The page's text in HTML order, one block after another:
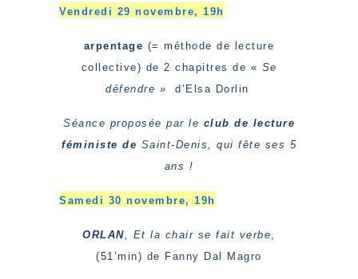
Vendredi 29 novembre, 19h
arpentage (= méthode de lecture
collective) de 2 chapitres de « Se
défendre »
d’Elsa Dorlin
Séance proposée par le club de lecture
féministe de Saint-Denis, qui fête ses 5
ans !
Samedi 30 novembre, 19h
ORLAN, Et la chair se fait verbe,
(51’min) de Fanny Dal Magro